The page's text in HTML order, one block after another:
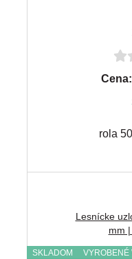
rola
Lesnícke
mm
SKLADOM VYROBENÉ